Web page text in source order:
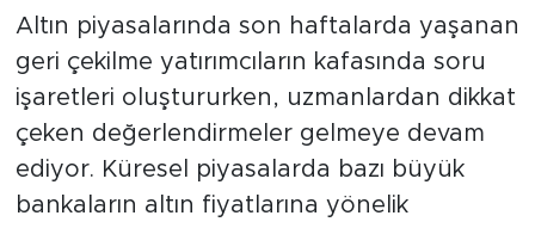
Altın piyasalarında son haftalarda yaşanan
geri çekilme yatırımcıların kafasında soru
işaretleri oluştururken, uzmanlardan dikkat
çeken değerlendirmeler gelmeye devam
ediyor. Küresel piyasalarda bazı büyük
bankaların altın fiyatlarına yönelik